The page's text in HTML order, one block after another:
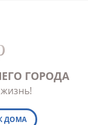
ГОРОДА
ДОМА